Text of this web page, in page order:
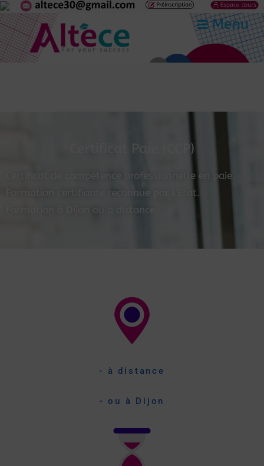
Menu
Certificat Paie (CCP)
Certificat de compétence professionnelle en paie.
Formation certifiante reconnue par l’Etat.
Formation à Dijon ou à distance.
- à distance
- ou à Dijon